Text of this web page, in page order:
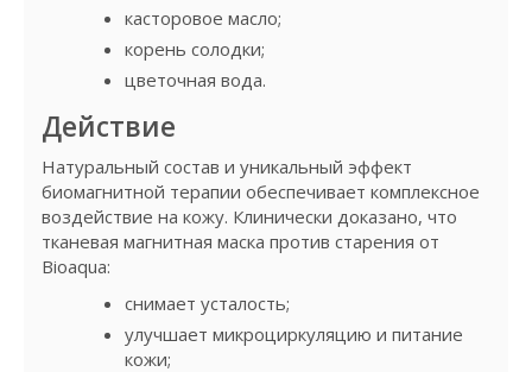
касторовое масло;
корень солодки;
цветочная вода.
Действие
Натуральный состав и уникальный эффект
биомагнитной терапии обеспечивает комплексное
воздействие на кожу. Клинически доказано, что
тканевая магнитная маска против старения от
Bioaqua:
снимает усталость;
улучшает микроциркуляцию и питание
кожи;